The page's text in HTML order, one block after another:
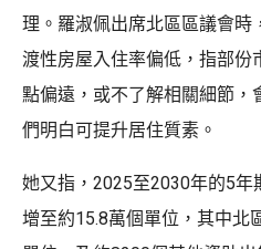
理。羅淑佩出席北區區議會時
渡性房屋入住率偏低，指部份
點偏遠，或不了解相關細節，
們明白可提升居住質素。
她又指，2025至2030年的5
增至約15.8萬個單位，其中北